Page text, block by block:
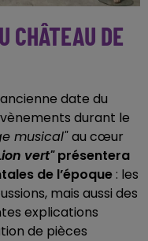
CHÂTEAU DE
date du
durant le
musical"au cœur
vert"présentera
de l’époque : les
mais aussi des
explications
de pièces